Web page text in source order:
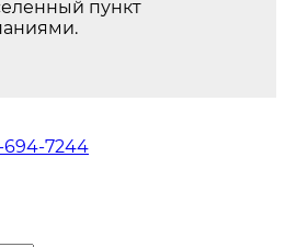
пункт
694-7244